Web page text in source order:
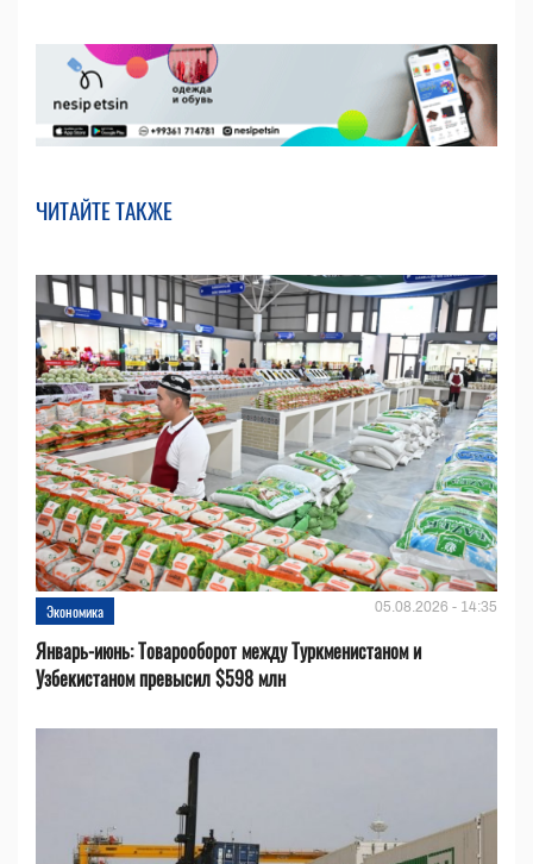
ЧИТАЙТЕ ТАКЖЕ
Экономика 05.08.2026 - 14:35
Январь-июнь: Товарооборот между Туркменистаном и
Узбекистаном превысил $598 млн